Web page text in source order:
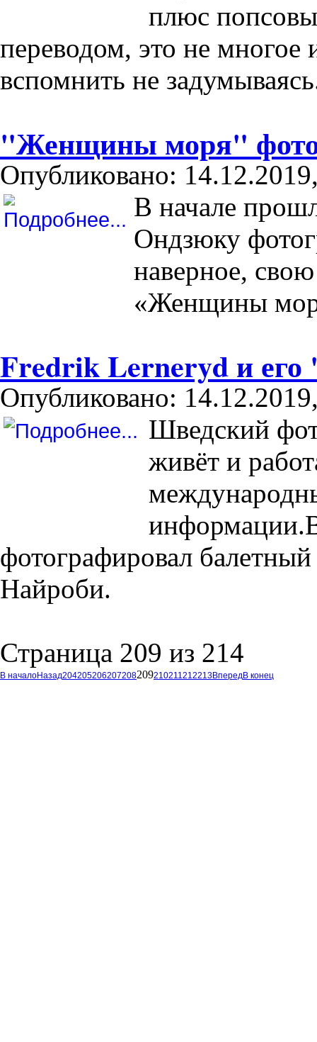
плюс
переводом, это не
вспомнить не
"Женщины моря"
Опубликовано:
В начале
Ондзюку
наверное,
«Женщины
Fredrik Lerneryd и
Опубликовано:
Шведский
живёт и
фотографировал
Найроби.
Страница 209 из 214
В началоНазад204205206207208209210211212213ВпередВ конец